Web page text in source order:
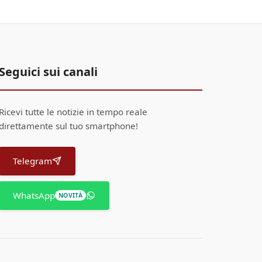
Seguici sui canali
Ricevi tutte le notizie in tempo reale
direttamente sul tuo smartphone!
Telegram
WhatsApp NOVITÀ